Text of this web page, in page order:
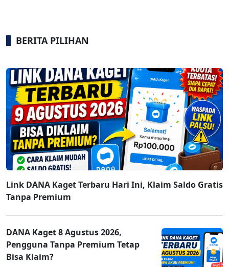
BERITA PILIHAN
Link DANA Kaget Terbaru Hari Ini, Klaim Saldo Gratis
Tanpa Premium
DANA Kaget 8 Agustus 2026,
Pengguna Tanpa Premium Tetap
Bisa Klaim?